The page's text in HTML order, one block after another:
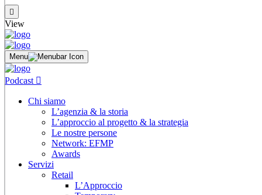
View
Menu
Podcast
Chi siamo
L’agenzia & la storia
L’approccio al progetto & la strategia
Le nostre persone
Network: EFMP
Awards
Servizi
Retail
L’Approccio